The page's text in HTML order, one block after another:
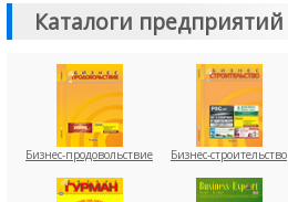
Каталоги предприятий
Бизнес-продовольствие Бизнес-строительство